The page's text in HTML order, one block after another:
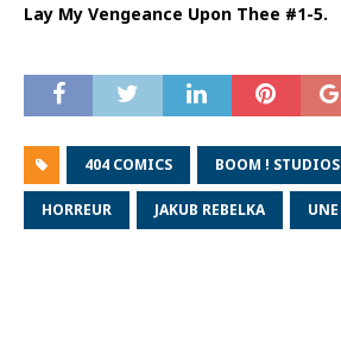
Lay My Vengeance Upon Thee #1-5.
404 COMICS BOOM ! STUDIOS
HORREUR JAKUB REBELKA UNE